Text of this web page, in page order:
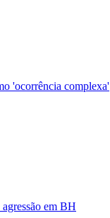
'ocorrência complexa'
em BH